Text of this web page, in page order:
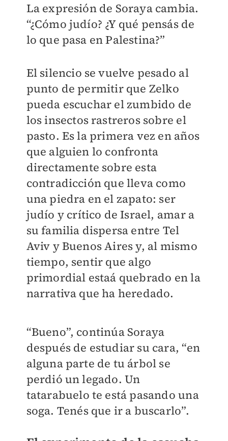
La expresión de Soraya cambia.
“¿Cómo judío? ¿Y qué pensás de
lo que pasa en Palestina?”
El silencio se vuelve pesado al
punto de permitir que Zelko
pueda escuchar el zumbido de
los insectos rastreros sobre el
pasto. Es la primera vez en años
que alguien lo confronta
directamente sobre esta
contradicción que lleva como
una piedra en el zapato: ser
judío y crítico de Israel, amar a
su familia dispersa entre Tel
Aviv y Buenos Aires y, al mismo
tiempo, sentir que algo
primordial estaá quebrado en la
narrativa que ha heredado.
“Bueno”, continúa Soraya
después de estudiar su cara, “en
alguna parte de tu árbol se
perdió un legado. Un
tatarabuelo te está pasando una
soga. Tenés que ir a buscarlo”.